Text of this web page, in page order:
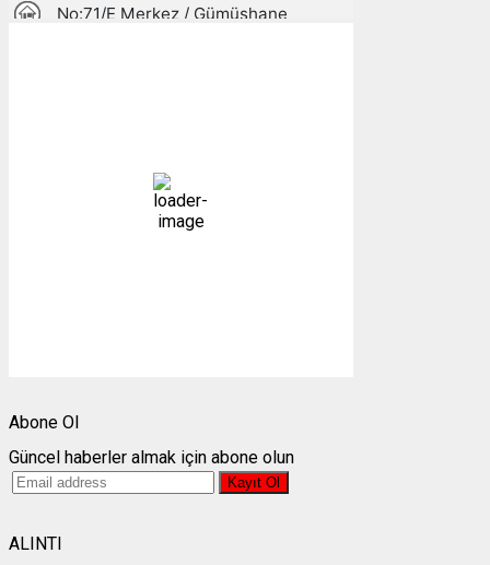
57 %
1014 mb
Abone Ol
Güncel haberler almak için abone olun
ALINTI